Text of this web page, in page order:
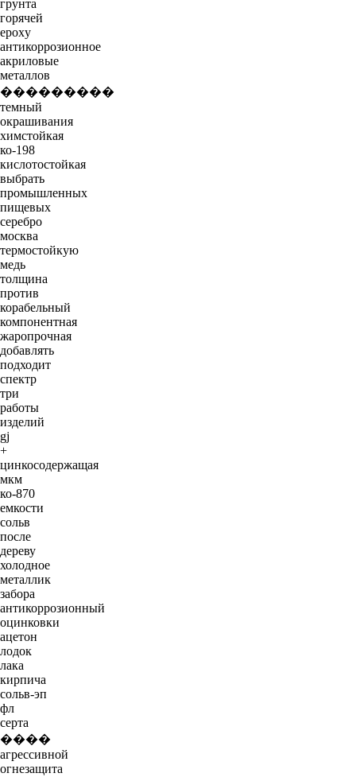
грунта
горячей
epoxy
антикоррозионное
акриловые
металлов
���������
темный
окрашивания
химстойкая
ко-198
кислотостойкая
выбрать
промышленных
пищевых
серебро
москва
термостойкую
медь
толщина
против
корабельный
компонентная
жаропрочная
добавлять
подходит
спектр
три
работы
изделий
gj
+
цинкосодержащая
мкм
ко-870
емкости
сольв
после
дереву
холодное
металлик
забора
антикоррозионный
оцинковки
ацетон
лодок
лака
кирпича
сольв-эп
фл
серта
����
агрессивной
огнезащита